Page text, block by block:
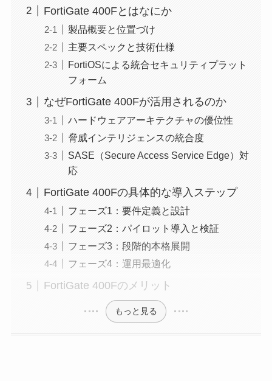
FortiGate 400Fとはなにか
製品概要と位置づけ
主要スペックと技術仕様
FortiOSによる統合セキュリティプラット
フォーム
なぜFortiGate 400Fが活用されるのか
ハードウェアアーキテクチャの優位性
脅威インテリジェンスの統合度
SASE（Secure Access Service Edge）対
応
FortiGate 400Fの具体的な導入ステップ
フェーズ1：要件定義と設計
フェーズ2：パイロット導入と検証
フェーズ3：段階的本格展開
フェーズ4：運用最適化
FortiGate 400Fのメリット
もっと見る